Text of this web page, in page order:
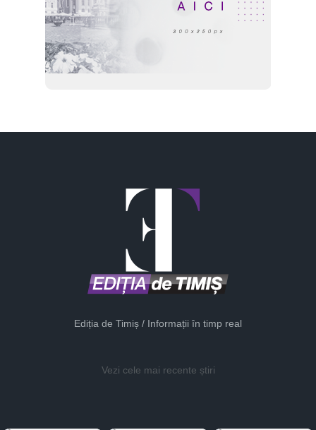
Ediția de Timiș / Informații în timp real
Vezi cele mai recente știri